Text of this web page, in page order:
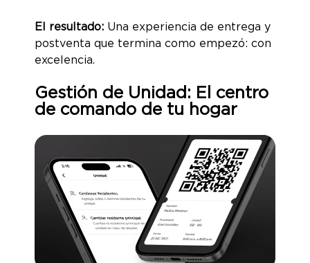
El resultado: Una experiencia de entrega y
postventa que termina como empezó: con
excelencia.
Gestión de Unidad: El centro
de comando de tu hogar